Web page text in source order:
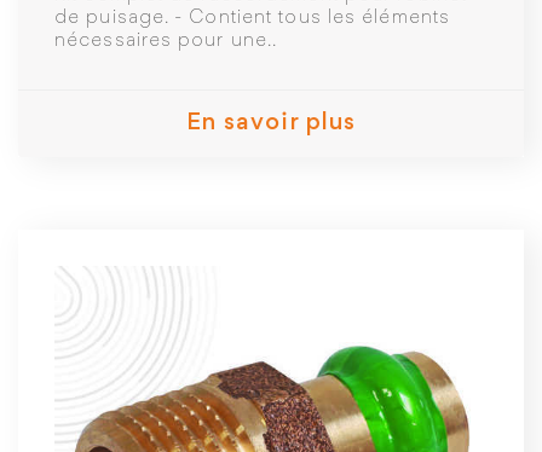
de puisage. - Contient tous les éléments
nécessaires pour une..
En savoir plus